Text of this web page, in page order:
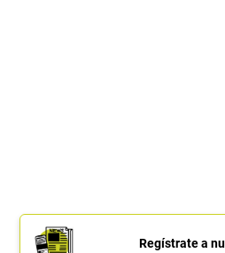
Regístrate a